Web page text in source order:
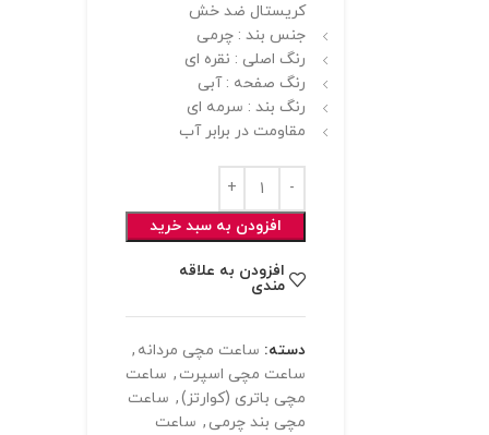
کریستال ضد خش
جنس بند : چرمی
رنگ اصلی : نقره ای
رنگ صفحه : آبی
رنگ بند : سرمه ای
مقاومت در برابر آب
افزودن به سبد خرید
افزودن به علاقه
مندی
دسته: ساعت مچی مردانه ,
ساعت مچی اسپرت , ساعت
مچی باتری (کوارتز), ساعت
مچی بند چرمی , ساعت